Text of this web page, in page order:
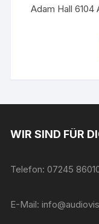
Adam Hall
WIR SIND FÜR
Telefon: 07245
E-Mail: